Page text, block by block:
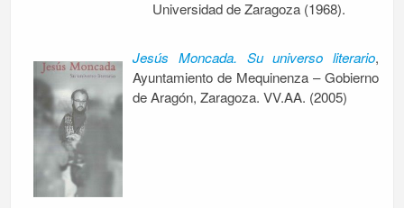
Universidad de Zaragoza (1968).
Jesús Moncada. Su universo literario,
Ayuntamiento de Mequinenza – Gobierno
de Aragón, Zaragoza. VV.AA. (2005)